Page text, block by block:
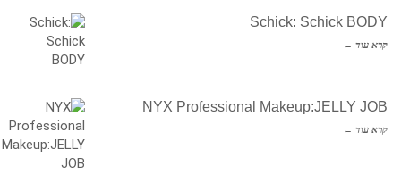
Schick: Schick BODY
קרא עוד ←
NYX Professional Makeup:JELLY JOB
קרא עוד ←